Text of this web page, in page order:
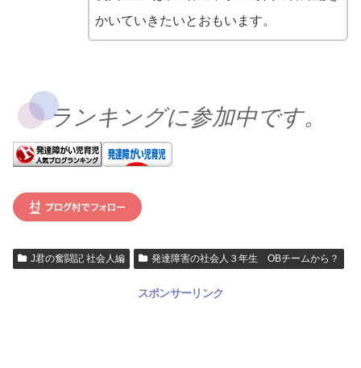
かいていきたいとおもいます。
ランキングに参加中です。
J君の奮闘記 社会人編 発達障害の社会人３年生 OBチームから？
スポンサーリンク